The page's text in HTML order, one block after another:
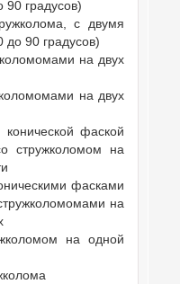
90 градусов)
с двумя
до 90 градусов)
на двух
на двух
фаской
стружколомом на
фасками
на
на одной